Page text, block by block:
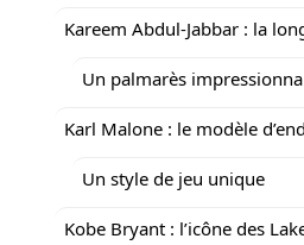
Kareem Abdul-Jabbar : la
Un palmarès
Karl Malone : le modèle
Un style de jeu unique
Kobe Bryant : l’icône des